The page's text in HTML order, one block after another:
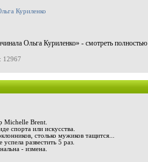
Ольга Куриленко» - смотреть полностью
12967
Michelle Brent.
спорта или искусства.
столько мужиков тащится...
развестить 5 раз.
- измена.